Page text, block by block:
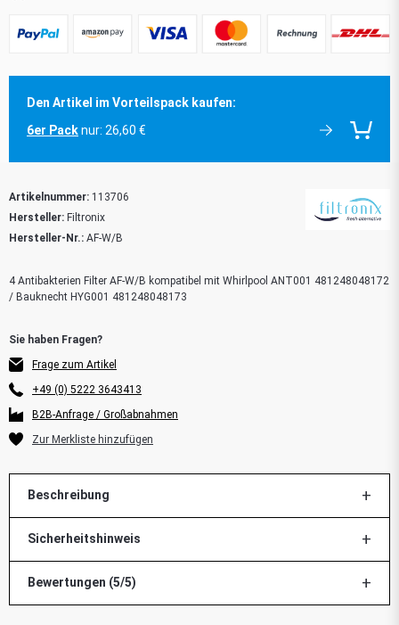
Artikelnummer: 113706
Hersteller: Filtronix
Hersteller-Nr.: AF-W/B
4 Antibakterien Filter AF-W/B kompatibel mit Whirlpool ANT001 481248048172
/ Bauknecht HYG001 481248048173
Frage zum Artikel
+49 (0) 5222 3643413
B2B-Anfrage / Großabnahmen
Den Artikel im Vorteilspack kaufen:
6er Packnur: 26,60 €
Beschreibung
Sicherheitshinweis
Bewertungen (5/5)